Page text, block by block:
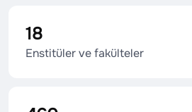
18
Enstitüler ve fakülteler